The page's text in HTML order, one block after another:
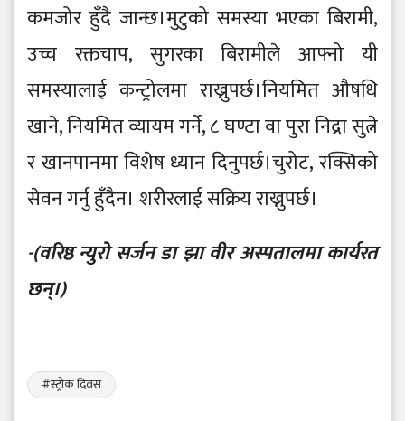
कमजोर हुँदै जान्छ।मुटुको समस्या भएका बिरामी,
उच्च रक्तचाप, सुगरका बिरामीले आफ्नो यी
समस्यालाई कन्ट्रोलमा राख्नुपर्छ।नियमित औषधि
खाने, नियमित व्यायम गर्ने, ८ घण्टा वा पुरा निद्रा सुत्ने
र खानपानमा विशेष ध्यान दिनुपर्छ।चुरोट, रक्सिको
सेवन गर्नु हुँदैन। शरीरलाई सक्रिय राख्नुपर्छ।
-(वरिष्ठ न्युरो सर्जन डा झा वीर अस्पतालमा कार्यरत
छन्।)
#स्ट्रोक दिवस